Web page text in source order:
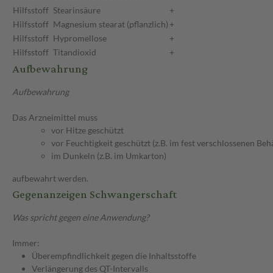
Hilfsstoff Stearinsäure
+
Hilfsstoff Magnesium stearat (pflanzlich) +
Hilfsstoff Hypromellose
+
Hilfsstoff Titandioxid +
Aufbewahrung
Aufbewahrung
Das Arzneimittel muss
vor Hitze geschützt
vor Feuchtigkeit geschützt (z.B. im fest verschlossenen
im Dunkeln (z.B. im Umkarton)
aufbewahrt werden.
Gegenanzeigen Schwangerschaft
Was spricht gegen eine Anwendung?
Immer:
Überempfindlichkeit gegen die Inhaltsstoffe
Verlängerung des QT-Intervalls